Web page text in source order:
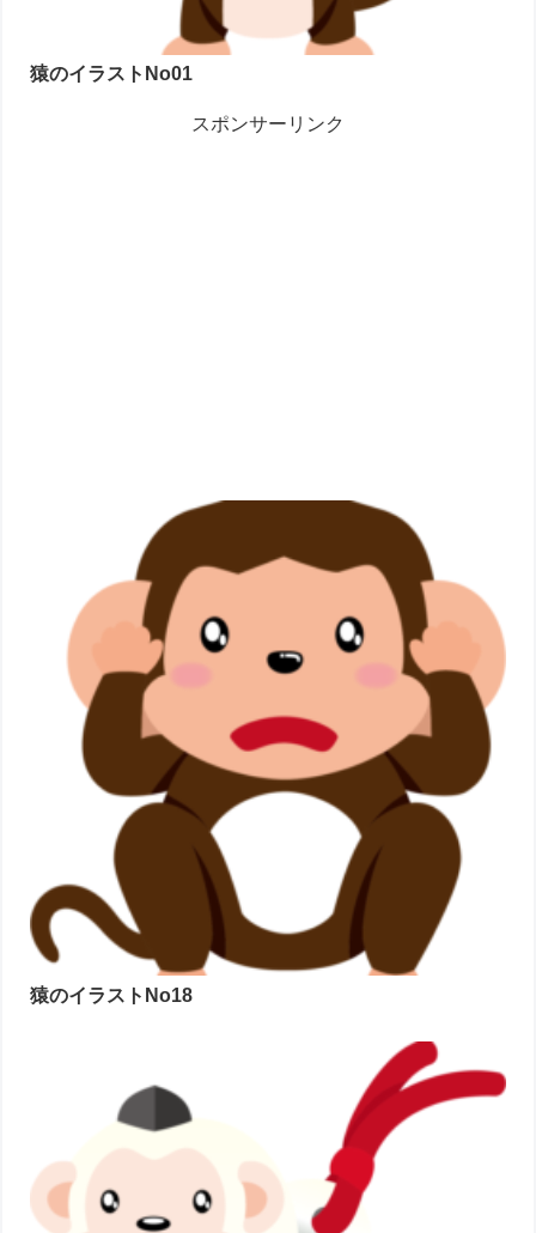
猿のイラストNo01
スポンサーリンク
猿のイラストNo18